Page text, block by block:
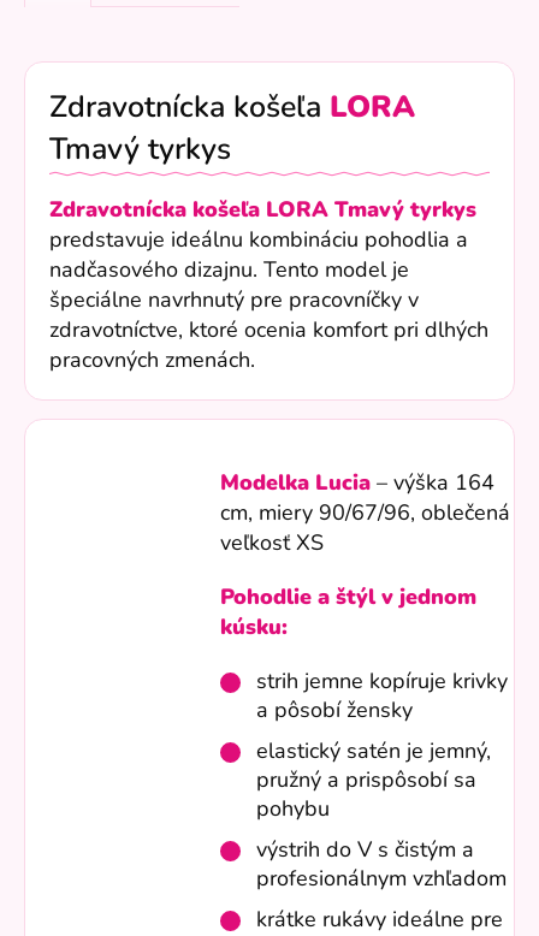
Zdravotnícka košeľa LORA
Tmavý tyrkys
Zdravotnícka košeľa LORA Tmavý tyrkys
predstavuje ideálnu kombináciu pohodlia a
nadčasového dizajnu. Tento model je
špeciálne navrhnutý pre pracovníčky v
zdravotníctve, ktoré ocenia komfort pri dlhých
pracovných zmenách.
Modelka Lucia – výška 164
cm, miery 90/67/96, oblečená
veľkosť XS
Pohodlie a štýl v jednom
kúsku:
strih jemne kopíruje krivky
a pôsobí žensky
elastický satén je jemný,
pružný a prispôsobí sa
pohybu
výstrih do V s čistým a
profesionálnym vzhľadom
krátke rukávy ideálne pre